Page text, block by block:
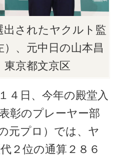
出されたヤクルト監
、元中日の山本昌
東京都文京区
４日、今年の殿堂入
彰のプレーヤー部
元プロ）では、ヤ
２位の通算２８６